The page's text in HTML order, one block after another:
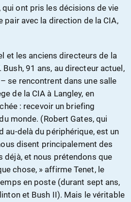
qui ont pris les décisions de vie
pair avec la direction de la CIA,
et les anciens directeurs de la
Bush, 91 ans, au directeur actuel,
se rencontrent dans une salle
de la CIA à Langley, en
: recevoir un briefing
monde. (Robert Gates, qui
au-delà du périphérique, est un
disent principalement des
déjà, et nous prétendons que
chose, » affirme Tenet, le
en poste (durant sept ans,
et Bush II). Mais le véritable